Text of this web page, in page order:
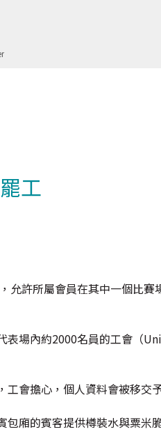
工
允許所屬會員在其中一個比
場內約2000名員的工會（
會擔心，個人資料會被移交
廂的賓客提供樽裝水與粟米